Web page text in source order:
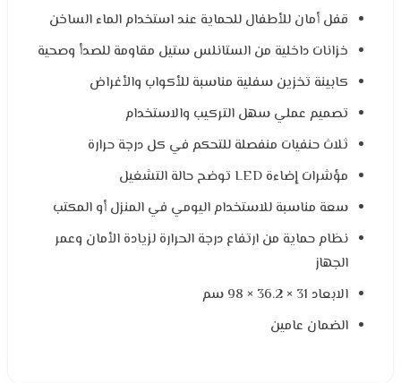
قفل أمان للأطفال للحماية عند استخدام الماء الساخن
خزانات داخلية من الستانلس ستيل مقاومة للصدأ وصحية
كابينة تخزين سفلية مناسبة للأكواب والأغراض
تصميم عملي سهل التركيب والاستخدام
ثلاث حنفيات منفصلة للتحكم في كل درجة حرارة
مؤشرات إضاءة LED توضح حالة التشغيل
سعة مناسبة للاستخدام اليومي في المنزل أو المكتب
نظام حماية من ارتفاع درجة الحرارة لزيادة الأمان وعمر
الجهاز
الابعاد 31 × 36.2 × 98 سم
الضمان عامين